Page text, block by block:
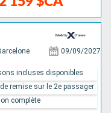
09/09/2027
incluses disponibles
remise sur le 2e passager
complète